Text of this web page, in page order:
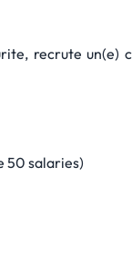
recrute un(e)
50 salaries)